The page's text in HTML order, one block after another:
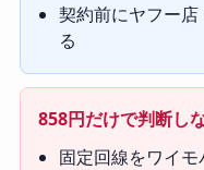
契約前にヤフー
る
858円だけで判断し
固定回線をワイ